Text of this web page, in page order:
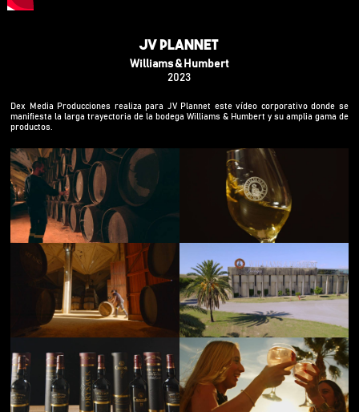
JV Plannet
Williams & Humbert
2023
Dex Media Producciones realiza para JV Plannet este vídeo corporativo donde se
manifiesta la larga trayectoria de la bodega Williams & Humbert y su amplia gama de
productos.